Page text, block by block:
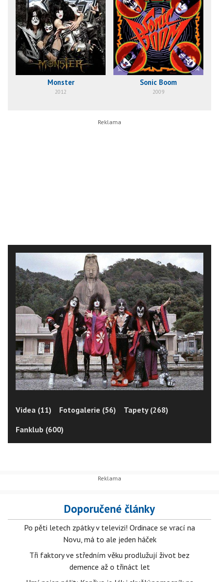
Monster
2012
Sonic Boom
2009
Videa (11) Fotogalerie (56)
Tapety (268)
Fanklub (600)
Doporučené články
Po pěti letech zpátky v televizi! Ordinace se vrací na
Novu, má to ale jeden háček
Tři faktory ve středním věku prodlužují život bez
demence až o třináct let